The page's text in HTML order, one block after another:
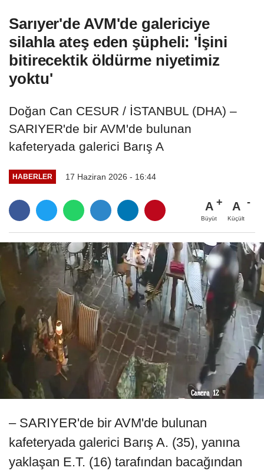
Sarıyer'de AVM'de galericiye
silahla ateş eden şüpheli: 'İşini
bitirecektik öldürme niyetimiz
yoktu'
Doğan Can CESUR / İSTANBUL (DHA) –
SARIYER'de bir AVM'de bulunan
kafeteryada galerici Barış A
HABERLER 17 Haziran 2026 - 16:44
A
Büyüt
A
Küçült
– SARIYER'de bir AVM'de bulunan
kafeteryada galerici Barış A. (35), yanına
yaklaşan E.T. (16) tarafından bacağından